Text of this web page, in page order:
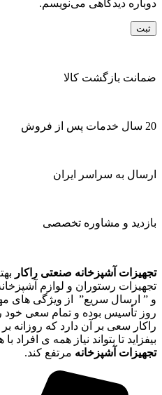
دوباره دیدگاهی می‌نویسم.
ضمانت بازگشت کالا
20 سال خدمات پس از فروش
ارسال به سراسر ایران
بازدید و مشاوره تخصصی
تجهیزات آشپزخانه صنعتی راکار
تجهیزات رستوران و لوازم
و ” ارسال سریع” از ویژگی های
روز تأسیس بوده و تمام سعی خود را
راکار سعی بر آن دارد که روزانه
بیفزاید تا بتواند نیاز همه ی افراد
تجهیزات آشپزخانه مرتفع کند.